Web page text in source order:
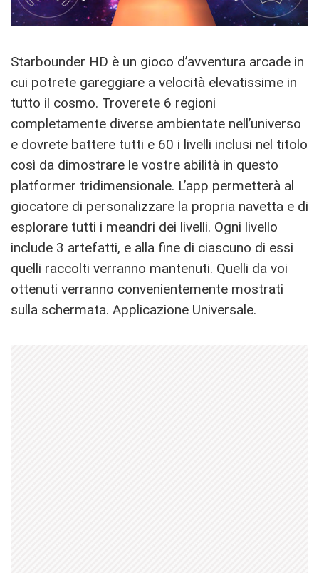
Starbounder HD è un gioco d’avventura arcade in
cui potrete gareggiare a velocità elevatissime in
tutto il cosmo. Troverete 6 regioni
completamente diverse ambientate nell’universo
e dovrete battere tutti e 60 i livelli inclusi nel titolo
così da dimostrare le vostre abilità in questo
platformer tridimensionale. L’app permetterà al
giocatore di personalizzare la propria navetta e di
esplorare tutti i meandri dei livelli. Ogni livello
include 3 artefatti, e alla fine di ciascuno di essi
quelli raccolti verranno mantenuti. Quelli da voi
ottenuti verranno convenientemente mostrati
sulla schermata. Applicazione Universale.